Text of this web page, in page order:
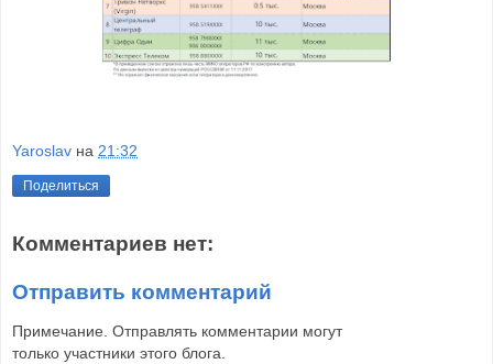
Yaroslav на 21:32
Поделиться
Комментариев нет:
Отправить комментарий
Примечание. Отправлять комментарии могут
только участники этого блога.